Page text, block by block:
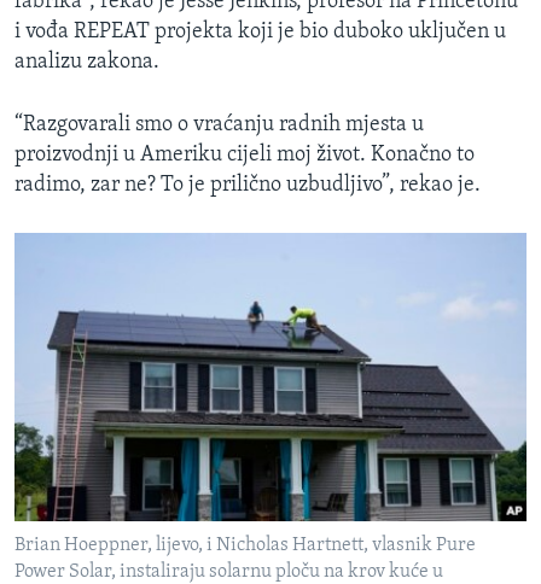
i vođa REPEAT projekta koji je bio duboko uključen u
analizu zakona.
“Razgovarali smo o vraćanju radnih mjesta u
proizvodnji u Ameriku cijeli moj život. Konačno to
radimo, zar ne? To je prilično uzbudljivo”, rekao je.
Brian Hoeppner, lijevo, i Nicholas Hartnett, vlasnik Pure
Power Solar, instaliraju solarnu ploču na krov kuće u